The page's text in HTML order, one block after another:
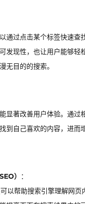
通过点击某个标签快速查
发现性，也让用户能够轻
无目的的搜索。
显著改善用户体验。通过
到自己喜欢的内容，进而
）
：
以帮助搜索引擎理解网页